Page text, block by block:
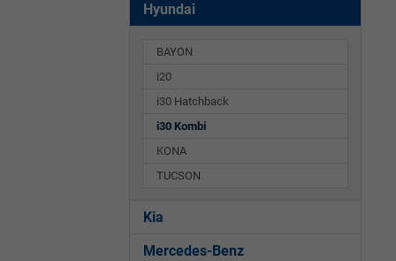
Hyundai
BAYON
i20
i30 Hatchback
i30 Kombi
KONA
TUCSON
Kia
Mercedes-Benz